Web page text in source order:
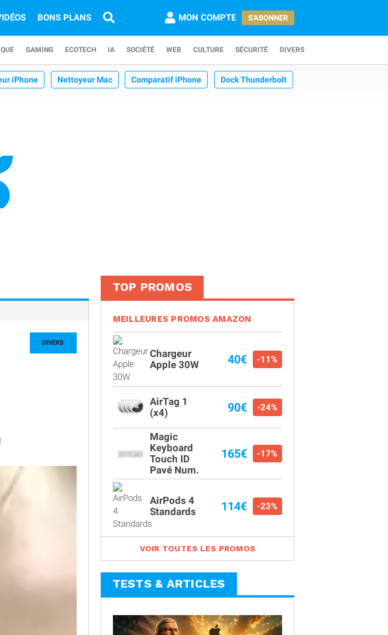
BONS PLANS MON COMPTE S'ABONNER
GAMING ECOTECH IA SOCIÉTÉ WEB CULTURE SÉCURITÉ DIVERS
iPhone Nettoyeur Mac Comparatif iPhone Dock Thunderbolt
DIVERS
TOP PROMOS
MEILLEURES PROMOS AMAZON
Chargeur
Apple 30W
40€ -11%
AirTag 1
(x4)
90€ -24%
Magic
Keyboard
Touch ID
Pavé Num.
165€ -17%
AirPods 4
Standards
114€ -23%
VOIR TOUTES LES PROMOS
TESTS & ARTICLES